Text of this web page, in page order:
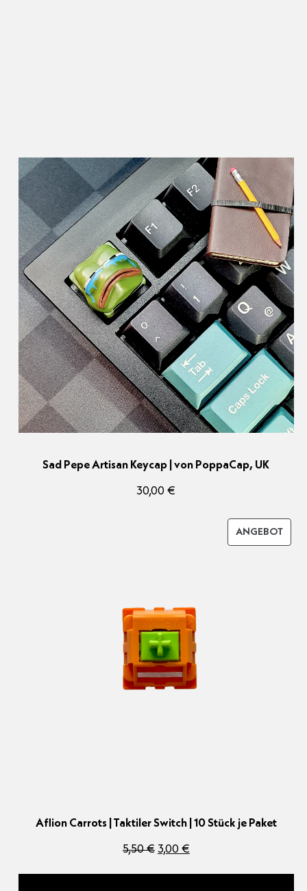
Sad Pepe Artisan Keycap | von PoppaCap, UK
30,00€
ANGEBOT
Aflion Carrots | Taktiler Switch | 10 Stück je Paket
5,50€ Ursprünglicher
3,00 €Aktueller